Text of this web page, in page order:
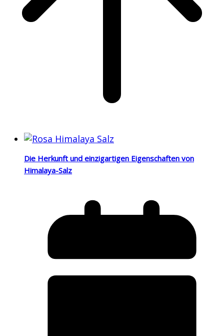
Die Herkunft und einzigartigen Eigenschaften von
Himalaya-Salz